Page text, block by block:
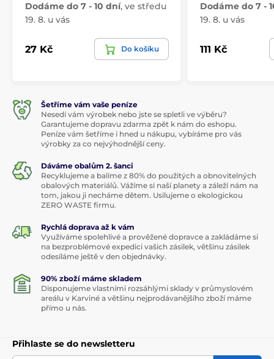
Dodáme do 7 - 10 dní, ve středu
19. 8. u vás
27 Kč Do košíku
Dodáme do 7 -
19. 8. u vás
111 Kč
Šetříme vám vaše peníze
Nesedí vám výrobek nebo jste se spletli ve výběru?
Garantujeme dopravu zdarma zpět k nám do eshopu.
Peníze vám šetříme i hned u nákupu, vybíráme pro vás
výrobky za co nejvýhodnější ceny.
Dáváme obalům 2. šanci
Recyklujeme a balíme z 80% do použitých a obnovitelných
obalových materiálů. Vážíme si naší planety a záleží nám na
tom, jakou ji necháme dětem. Usilujeme o ekologickou
ZERO WASTE firmu.
Rychlá doprava až k vám
Využíváme spolehlivé a prověžené dopravce a zakládáme si
na bezproblémové expedici vašich zásilek, většinu zásilek
odesíláme ještě v den objednávky.
90% zboží máme skladem
Disponujeme vlastními rozsáhlými sklady v průmyslovém
areálu v Karviné a většinu nejprodávanějšího zboží máme
přímo u nás.
Přihlaste se do newsletteru